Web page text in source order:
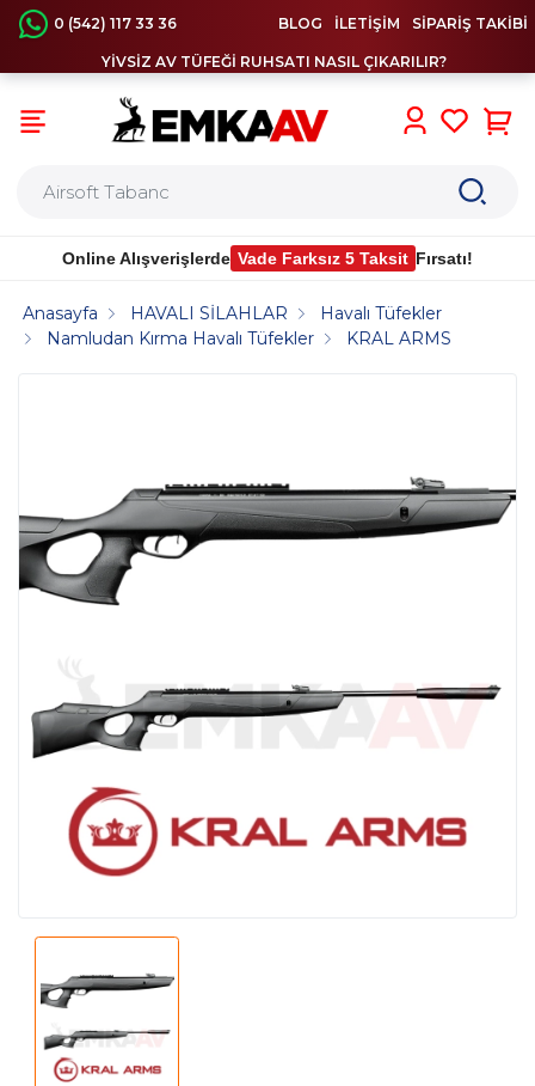
0 (542) 117 33 36 BLOG İLETİŞİM SİPARİŞ TAKİBİ
YİVSİZ AV TÜFEĞİ RUHSATI NASIL ÇIKARILIR?
Online Alışverişlerde Vade Farksız 5 Taksit Fırsatı!
Anasayfa HAVALI SİLAHLAR
Havalı Tüfekler
Namludan Kırma Havalı Tüfekler
KRAL ARMS